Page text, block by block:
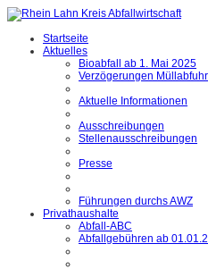
Startseite
Aktuelles
Bioabfall ab 1. Mai 2025
Verzögerungen Müllabfuhr
Aktuelle Informationen
Ausschreibungen
Stellenausschreibungen
Presse
Führungen durchs AWZ
Privathaushalte
Abfall-ABC
Abfallgebühren ab